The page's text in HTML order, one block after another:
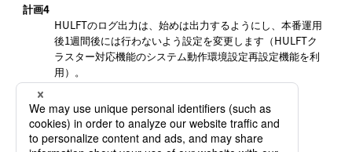
計画4
HULFTのログ出力は、始めは出力するようにし、本番運用
後1週間後には行わないよう設定を変更します（HULFTク
ラスター対応機能のシステム動作環境設定再設定機能を利
用）。
障害発生時の対応